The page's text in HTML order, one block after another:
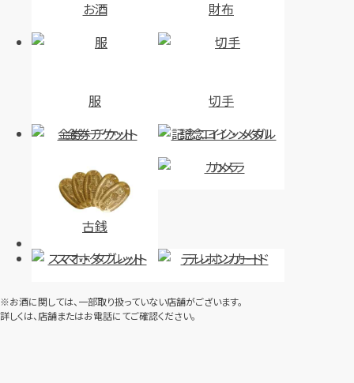
お酒 財布
服
切手
金券・チケット
記念コイン・メダル
古銭
カメラ
スマホ・タブレット テレホンカード
※お酒に関しては、一部取り扱っていない店舗がございます。
詳しくは、店舗またはお電話にてご確認ください。